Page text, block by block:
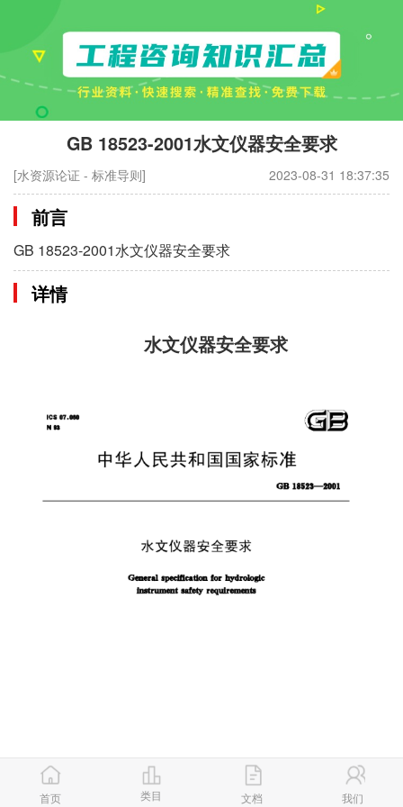
GB 18523-2001水文仪器安全要求
[水资源论证 - 标准导则] 2023-08-31 18:37:35
前言
GB 18523-2001水文仪器安全要求
详情
水文仪器安全要求
首页 类目 文档 我们